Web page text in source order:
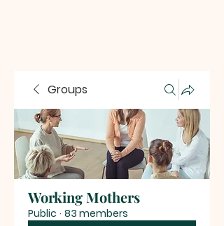
Groups
Working Mothers
Public · 83 members